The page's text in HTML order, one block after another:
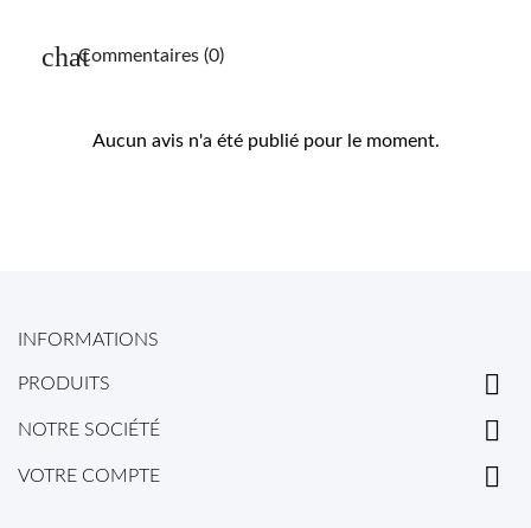
Commentaires (0)
Aucun avis n'a été publié pour le moment.
INFORMATIONS
PRODUITS 
NOTRE SOCIÉTÉ 
VOTRE COMPTE 